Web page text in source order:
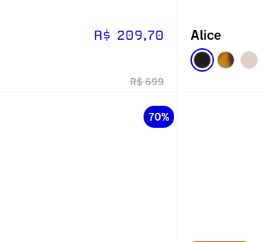
R$ 209,70
R$ 699
Alice
70%